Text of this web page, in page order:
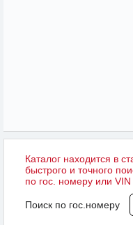
Каталог находится в
быстрого и точного
по гос. номеру или
Поиск по гос.номеру